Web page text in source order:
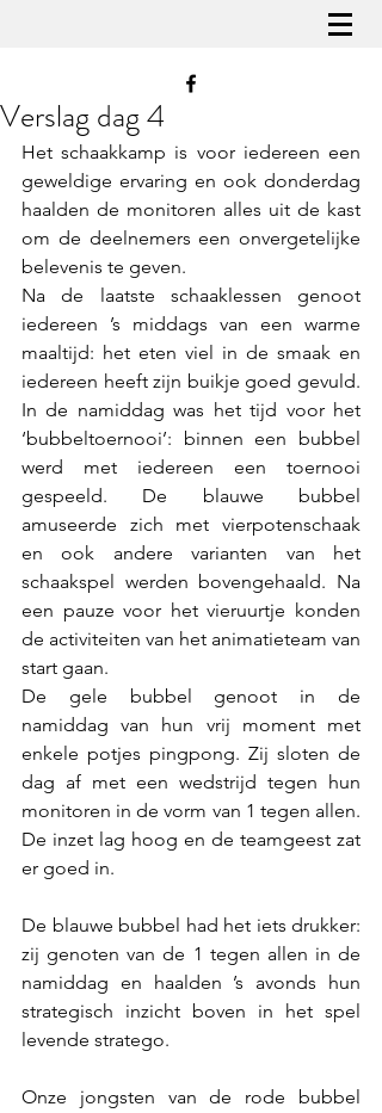
Verslag dag 4
Het schaakkamp is voor iedereen een
geweldige ervaring en ook donderdag
haalden de monitoren alles uit de kast
om de deelnemers een onvergetelijke
belevenis te geven.
Na de laatste schaaklessen genoot
iedereen ’s middags van een warme
maaltijd: het eten viel in de smaak en
iedereen heeft zijn buikje goed gevuld.
In de namiddag was het tijd voor het
‘bubbeltoernooi’: binnen een bubbel
werd met iedereen een toernooi
gespeeld. De blauwe bubbel
amuseerde zich met vierpotenschaak
en ook andere varianten van het
schaakspel werden bovengehaald. Na
een pauze voor het vieruurtje konden
de activiteiten van het animatieteam van
start gaan.
De gele bubbel genoot in de
namiddag van hun vrij moment met
enkele potjes pingpong. Zij sloten de
dag af met een wedstrijd tegen hun
monitoren in de vorm van 1 tegen allen.
De inzet lag hoog en de teamgeest zat
er goed in.
De blauwe bubbel had het iets drukker:
zij genoten van de 1 tegen allen in de
namiddag en haalden ’s avonds hun
strategisch inzicht boven in het spel
levende stratego.
Onze jongsten van de rode bubbel